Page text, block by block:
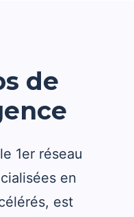
de
1er réseau
en
est